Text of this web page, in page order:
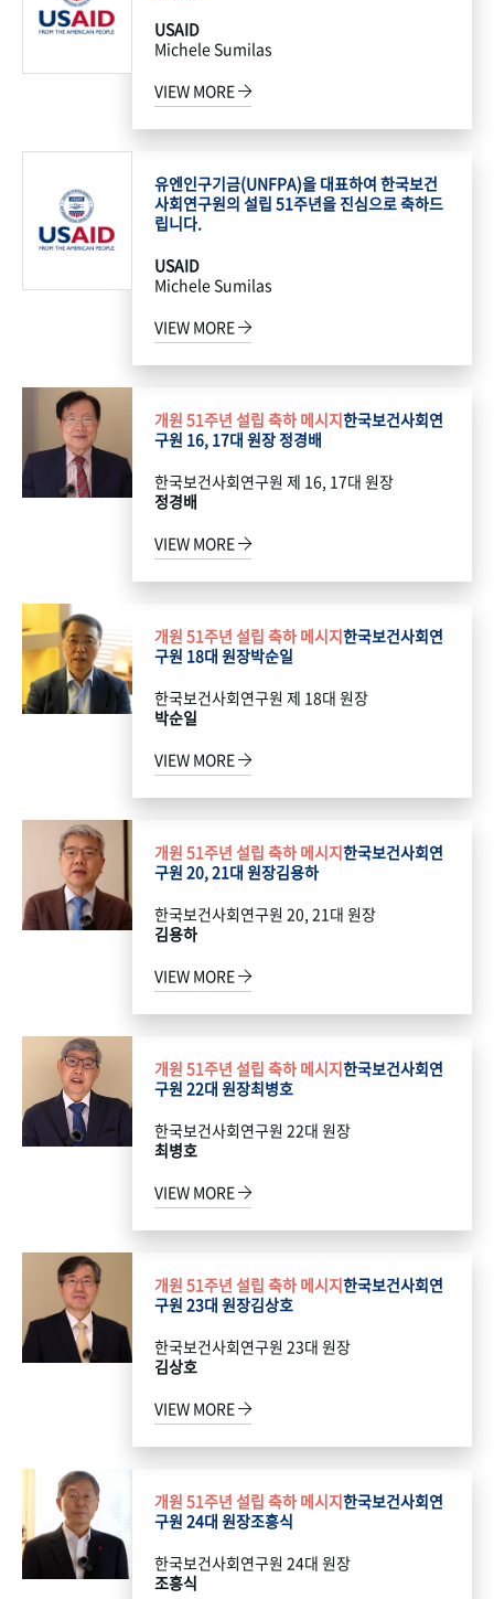
USAID
Michele Sumilas
VIEW MORE
유엔인구기금(UNFPA)을 대표하여 한국보건
사회연구원의 설립 51주년을 진심으로 축하드
립니다.
USAID
Michele Sumilas
VIEW MORE
개원 51주년 설립 축하 메시지한국보건사회연
구원 16, 17대 원장 정경배
한국보건사회연구원 제 16, 17대 원장
정경배
VIEW MORE
개원 51주년 설립 축하 메시지한국보건사회연
구원 18대 원장박순일
한국보건사회연구원 제 18대 원장
박순일
VIEW MORE
개원 51주년 설립 축하 메시지한국보건사회연
구원 20, 21대 원장김용하
한국보건사회연구원 20, 21대 원장
김용하
VIEW MORE
개원 51주년 설립 축하 메시지한국보건사회연
구원 22대 원장최병호
한국보건사회연구원 22대 원장
최병호
VIEW MORE
개원 51주년 설립 축하 메시지한국보건사회연
구원 23대 원장김상호
한국보건사회연구원 23대 원장
김상호
VIEW MORE
개원 51주년 설립 축하 메시지한국보건사회연
구원 24대 원장조흥식
한국보건사회연구원 24대 원장
조흥식